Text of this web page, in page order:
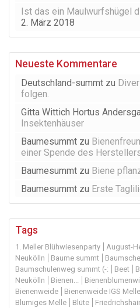
Ist das ein Maulwurfshügel
2. März 2018
Neueste Kommentare
Deutschland-summt zu
folgen.
Gitta Wittich Hortus
Insektenhäuser
Baumesummt zu
einer Spende des
Baumesummt zu Biene
Baumesummt zu Erste
Tags
1. Meller Blühwiesenparty
August-
Neukölln
Baume summt
Baumschulenweg summt (-:
Beet
Neukölln
Bienen...
Bienenweide
Bienenweide IGS Melle
Blumiges Melle
Blüte